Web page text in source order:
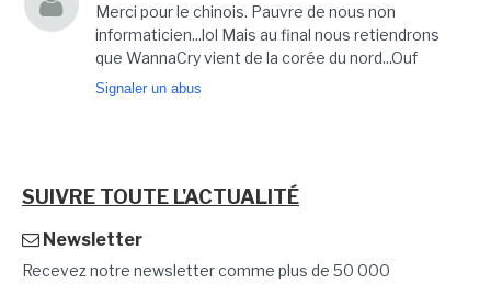
Merci pour le chinois. Pauvre de nous non
informaticien...lol Mais au final nous retiendrons
que WannaCry vient de la corée du nord...Ouf
Signaler un abus
SUIVRE TOUTE L'ACTUALITÉ
Newsletter
Recevez notre newsletter comme plus de 50 000